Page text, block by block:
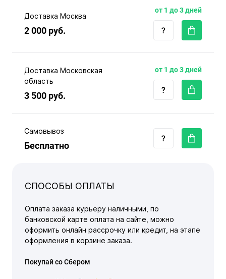
Доставка Москва
2 000 руб.
от 1 до 3 дней
Доставка Московская
область
3 500 руб.
от 1 до 3 дней
Самовывоз
Бесплатно
СПОСОБЫ ОПЛАТЫ
Оплата заказа курьеру наличными, по
банковской карте оплата на сайте, можно
оформить онлайн рассрочку или кредит, на этапе
оформления в корзине заказа.
Покупай со Сбером